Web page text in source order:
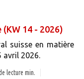
14 - 2026)
suisse en matière
avril 2026.
lecture min.